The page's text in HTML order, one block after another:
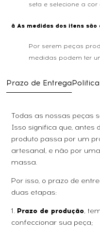
seta e selecione a cor
â As medidas dos itens são
Por serem peças
medidas podem ter
Prazo de Entrega
Todas as nossas peças
Isso significa que, antes
produto passa por um
artesanal, e não por
massa.
Por isso, o prazo de
duas etapas:
1. Prazo de produção,
confeccionar sua peça;